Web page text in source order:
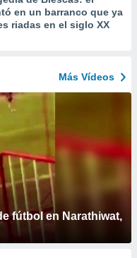
en un barranco que ya
riadas en el siglo XX
Más Vídeos
fútbol en Narathiwat,